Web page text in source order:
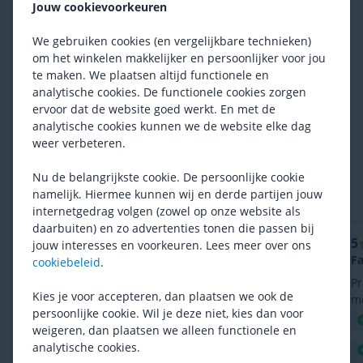
Reviews
4.4/ 5 Gemiddelde uit23 reviews
5 reviews
2 reviews
Meest recente reviews
4
Samuel, 4 juli 2026
Schakelt soepel, gaat lang mee, is licht.
fc-m780), ik moest de schroeven dieper inzinken.
hoogwaardige afwerking
schakelhulpmiddelen
5
Jouw cookievoorkeuren
We gebruiken cookies (en vergelijkbare technieken)
om het winkelen makkelijker en persoonlijker voor jou
te maken. We plaatsen altijd functionele en
analytische cookies. De functionele cookies zorgen
ervoor dat de website goed werkt. En met de
analytische cookies kunnen we de website elke dag
weer verbeteren.
Nu de belangrijkste cookie. De persoonlijke cookie
namelijk. Hiermee kunnen wij en derde partijen jouw
internetgedrag volgen (zowel op onze website als
daarbuiten) en zo advertenties tonen die passen bij
jouw interesses en voorkeuren. Lees meer over ons
cookiebeleid.
Kies je voor accepteren, dan plaatsen we ook de
persoonlijke cookie. Wil je deze niet, kies dan voor
weigeren, dan plaatsen we alleen functionele en
analytische cookies.